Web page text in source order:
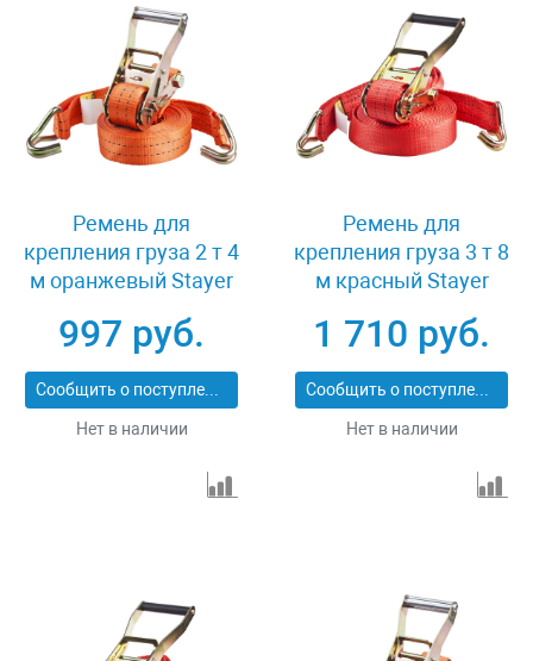
Ремень для
крепления груза 2 т 4
м оранжевый Stayer
997 руб.
Сообщить о поступлении
Нет в наличии
Ремень для
крепления груза 3 т 8
м красный Stayer
8
1 710 руб.
Сообщить о поступлении
Нет в наличии